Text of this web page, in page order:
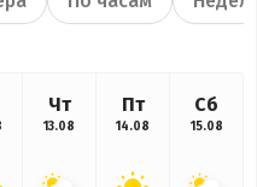
Чт
13.08
Пт
14.08
Сб
15.08